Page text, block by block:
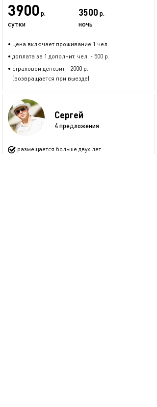
3900 р.
сутки
3500 р.
ночь
• цена включает проживание 1 чел.
• доплата за 1 дополнит. чел. - 500 р.
• страховой депозит - 2000 р.
(возвращается при выезде)
Сергей
4 предложения
размещается больше двух лет